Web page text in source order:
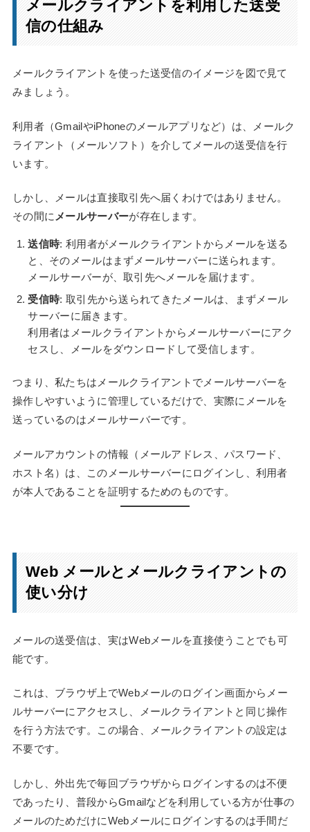
メールクライアントを利用した送受
信の仕組み
メールクライアントを使った送受信のイメージを図で見て
みましょう。
利用者（GmailやiPhoneのメールアプリなど）は、メールク
ライアント（メールソフト）を介してメールの送受信を行
います。
しかし、メールは直接取引先へ届くわけではありません。
その間に メールサーバーが存在します。
送信時: 利用者がメールクライアントからメールを送る
と、そのメールはまずメールサーバーに送られます。
メールサーバーが、取引先へメールを届けます。
受信時: 取引先から送られてきたメールは、まずメール
サーバーに届きます。
利用者はメールクライアントからメールサーバーにアク
セスし、メールをダウンロードして受信します。
つまり、私たちはメールクライアントでメールサーバーを
操作しやすいように管理しているだけで、実際にメールを
送っているのはメールサーバーです。
メールアカウントの情報（メールアドレス、パスワード、
ホスト名）は、このメールサーバーにログインし、利用者
が本人であることを証明するためのものです。
Web メールとメールクライアントの
使い分け
メールの送受信は、実はWebメールを直接使うことでも可
能です。
これは、ブラウザ上でWebメールのログイン画面からメー
ルサーバーにアクセスし、メールクライアントと同じ操作
を行う方法です。この場合、メールクライアントの設定は
不要です。
しかし、外出先で毎回ブラウザからログインするのは不便
であったり、普段からGmailなどを利用している方が仕事の
メールのためだけにWebメールにログインするのは手間だ